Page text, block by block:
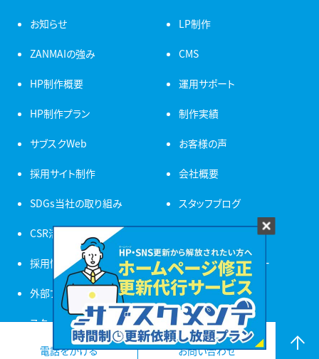
電話をかける お問い合わせ
お知らせ
ZANMAIの強み
HP制作概要
HP制作プラン
サブスクWeb
採用サイト制作
LP制作
CMS
運用サポート
制作実績
お客様の声
会社概要
SDGs当社の取り組み
CSR活動
採用情報
外部ブレーン募集
スタッフ紹介
よくある質問
スタッフブログ
プライバシーポリシー